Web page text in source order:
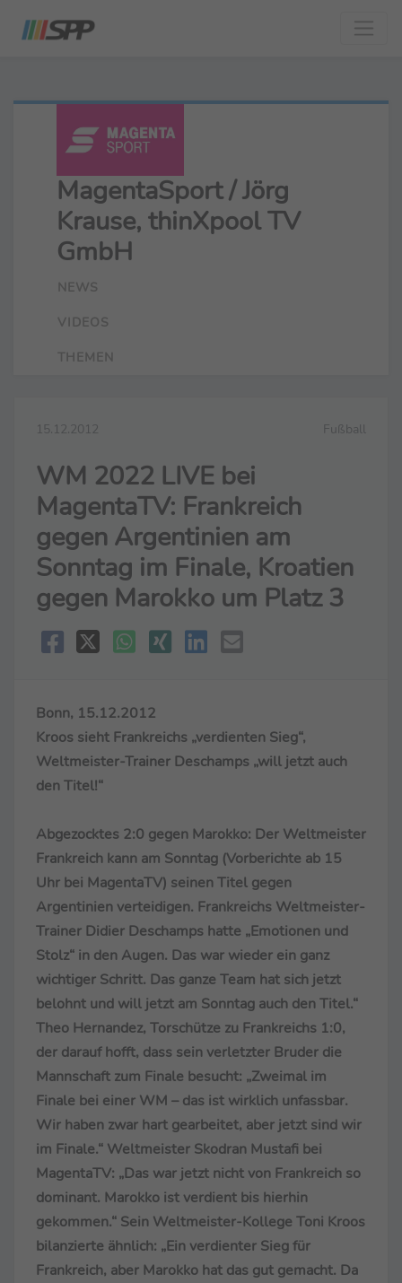
MagentaSport / Jörg
Krause, thinXpool TV
GmbH
NEWS
VIDEOS
THEMEN
15.12.2012 Fußball
WM 2022 LIVE bei
MagentaTV: Frankreich
gegen Argentinien am
Sonntag im Finale, Kroatien
gegen Marokko um Platz 3
Bonn, 15.12.2012
Kroos sieht Frankreichs „verdienten Sieg“,
Weltmeister-Trainer Deschamps „will jetzt auch
den Titel!“
Abgezocktes 2:0 gegen Marokko: Der Weltmeister
Frankreich kann am Sonntag (Vorberichte ab 15
Uhr bei MagentaTV) seinen Titel gegen
Argentinien verteidigen. Frankreichs Weltmeister-
Trainer Didier Deschamps hatte „Emotionen und
Stolz“ in den Augen. Das war wieder ein ganz
wichtiger Schritt. Das ganze Team hat sich jetzt
belohnt und will jetzt am Sonntag auch den Titel.“
Theo Hernandez, Torschütze zu Frankreichs 1:0,
der darauf hofft, dass sein verletzter Bruder die
Mannschaft zum Finale besucht: „Zweimal im
Finale bei einer WM – das ist wirklich unfassbar.
Wir haben zwar hart gearbeitet, aber jetzt sind wir
im Finale.“ Weltmeister Skodran Mustafi bei
MagentaTV: „Das war jetzt nicht von Frankreich so
dominant. Marokko ist verdient bis hierhin
gekommen.“ Sein Weltmeister-Kollege Toni Kroos
bilanzierte ähnlich: „Ein verdienter Sieg für
Frankreich, aber Marokko hat das gut gemacht. Da